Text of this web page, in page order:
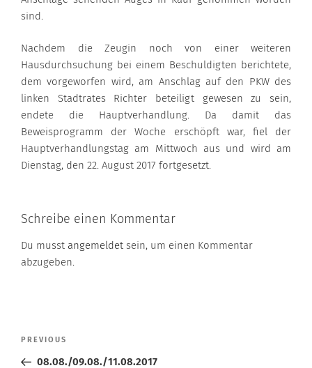
sind.
Nachdem die Zeugin noch von einer weiteren
Hausdurchsuchung bei einem Beschuldigten berichtete,
dem vorgeworfen wird, am Anschlag auf den PKW des
linken Stadtrates Richter beteiligt gewesen zu sein,
endete die Hauptverhandlung. Da damit das
Beweisprogramm der Woche erschöpft war, fiel der
Hauptverhandlungstag am Mittwoch aus und wird am
Dienstag, den 22. August 2017 fortgesetzt.
Schreibe einen Kommentar
Du musst angemeldet sein, um einen Kommentar
abzugeben.
Previous
Post
PREVIOUS
08.08./09.08./11.08.2017